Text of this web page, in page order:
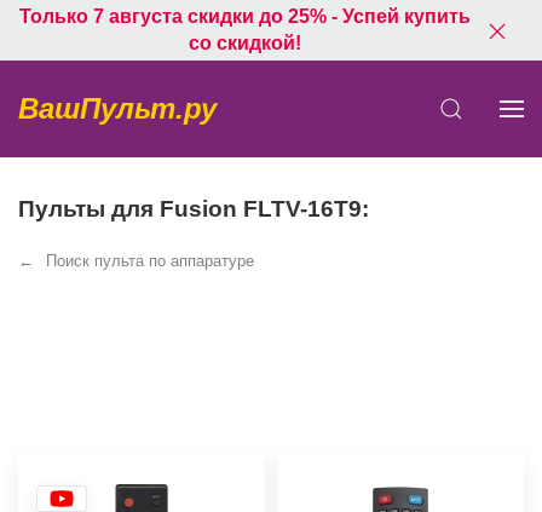
Только 7 августа скидки до 25% - Успей купить
со скидкой!
ВашПульт.ру
Пульты для Fusion FLTV-16T9:
Поиск пульта по аппаратуре